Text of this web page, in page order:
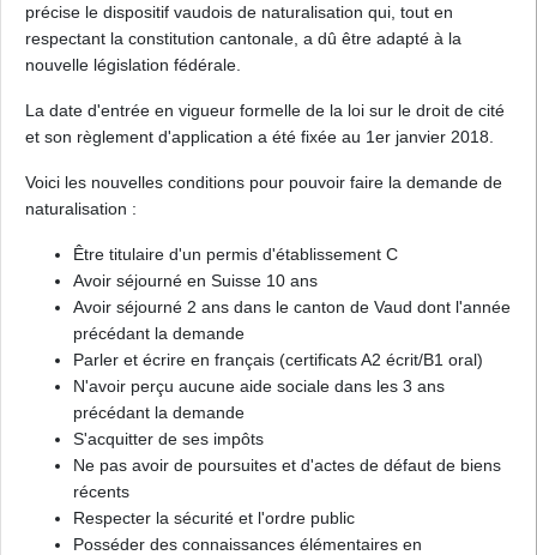
précise le dispositif vaudois de naturalisation qui, tout en
respectant la constitution cantonale, a dû être adapté à la
nouvelle législation fédérale.
La date d'entrée en vigueur formelle de la loi sur le droit de cité
et son règlement d'application a été fixée au 1er janvier 2018.
Voici les nouvelles conditions pour pouvoir faire la demande de
naturalisation :
Être titulaire d'un permis d'établissement C
Avoir séjourné en Suisse 10 ans
Avoir séjourné 2 ans dans le canton de Vaud dont l'année
précédant la demande
Parler et écrire en français (certificats A2 écrit/B1 oral)
N'avoir perçu aucune aide sociale dans les 3 ans
précédant la demande
S'acquitter de ses impôts
Ne pas avoir de poursuites et d'actes de défaut de biens
récents
Respecter la sécurité et l'ordre public
Posséder des connaissances élémentaires en